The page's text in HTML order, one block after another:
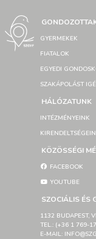
GYERMEKEK
FIATALOK
EGYEDI
SZAKÁPOLÁST
HÁLÓZATUNK
INTÉZMÉNYEINK
KÖZÖSSÉGI
FACEBOOK
YOUTUBE
SZOCIÁLIS ÉS
1132 BUDAPEST,
TEL.: (+36 1 769-
E-MAIL: